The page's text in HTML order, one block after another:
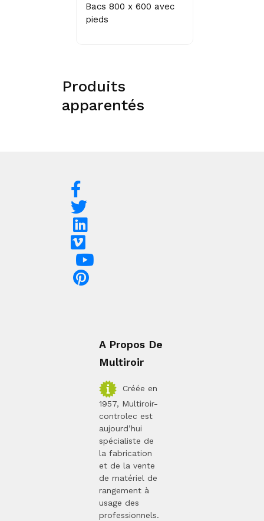
Bacs 800 x 600 avec
pieds
Produits
apparentés
A Propos De
Multiroir
Créée en
1957, Multiroir-
controlec est
aujourd’hui
spécialiste de
la fabrication
et de la vente
de matériel de
rangement à
usage des
professionnels.